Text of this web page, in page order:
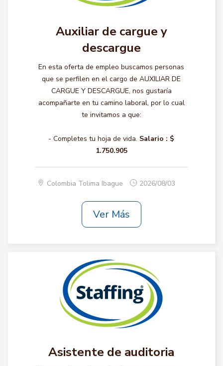
Auxiliar de cargue y
descargue
En esta oferta de empleo buscamos personas
que se perfilen en el cargo de AUXILIAR DE
CARGUE Y DESCARGUE, nos gustaría
acompañarte en tu camino laboral, por lo cual
te invitamos a que:
- Completes tu hoja de vida. Salario : $
1.750.905
Colombia Tolima Ibague 2026/08/03
Ver Más
Asistente de auditoria